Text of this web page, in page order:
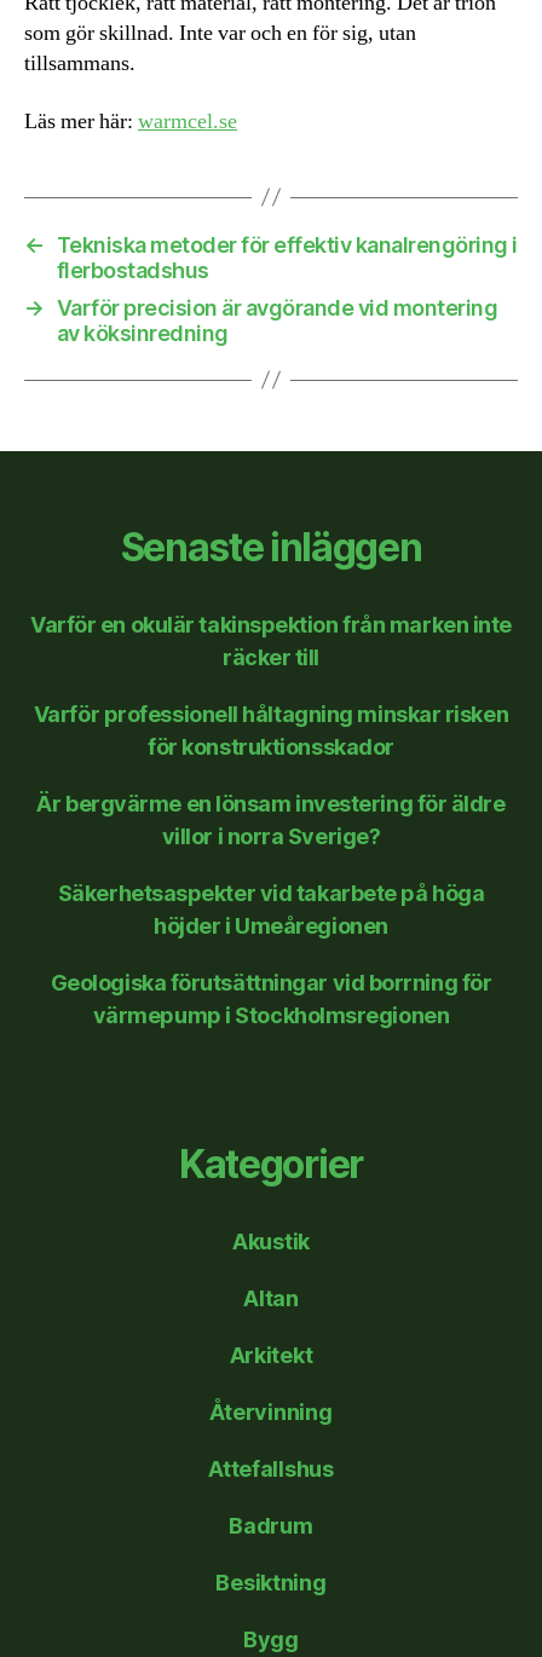
som gör skillnad. Inte var och en för sig, utan
tillsammans.
Läs mer här: warmcel.se
←
Tekniska metoder för effektiv kanalrengöring i
flerbostadshus
→ Varför precision är avgörande vid montering
av köksinredning
Senaste inläggen
Varför en okulär takinspektion från marken inte
räcker till
Varför professionell håltagning minskar risken
för konstruktionsskador
Är bergvärme en lönsam investering för äldre
villor i norra Sverige?
Säkerhetsaspekter vid takarbete på höga
höjder i Umeåregionen
Geologiska förutsättningar vid borrning för
värmepump i Stockholmsregionen
Kategorier
Akustik
Altan
Arkitekt
Återvinning
Attefallshus
Badrum
Besiktning
Bygg